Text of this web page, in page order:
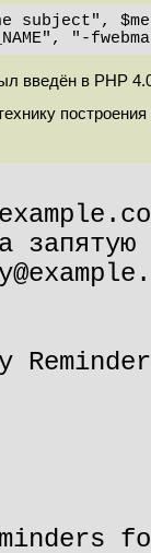
subject",
"-
введён в PHP
запятую